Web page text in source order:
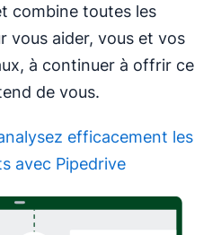
combine toutes les
vous aider, vous et vos
à continuer à offrir ce
de vous.
efficacement les
avec Pipedrive
fenêtre